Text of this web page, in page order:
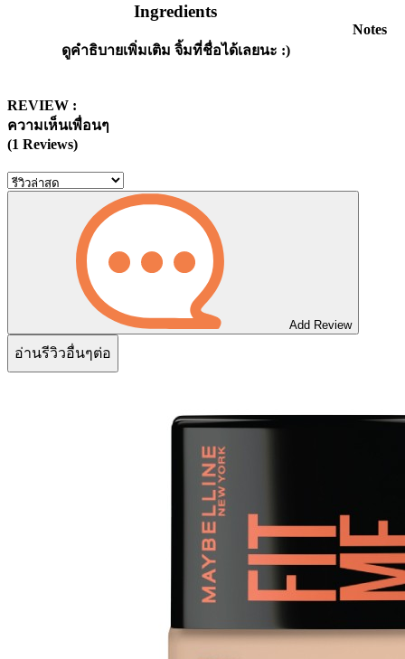
Ingredients
ดูคำธิบายเพิ่มเติม จิ้มที่ชื่อได้เลยนะ :)
Notes
REVIEW :
ความเห็นเพื่อนๆ
(1 Reviews)
Add Review
อ่านรีวิวอื่นๆต่อ